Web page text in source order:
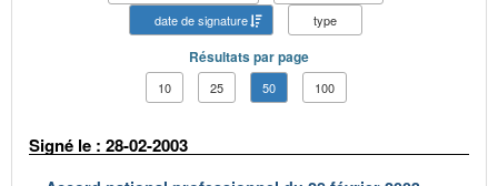
date de signature
type
Résultats par page
10 25 50 100
Signé le : 28-02-2003